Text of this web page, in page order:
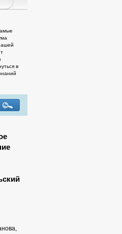
в